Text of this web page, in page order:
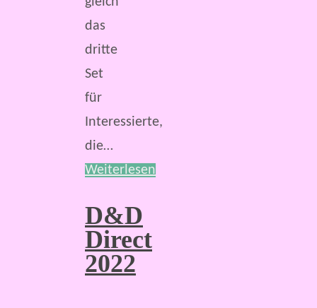
das
dritte
Set
für
Interessierte,
die…
Weiterlesen
D&D
Direct
2022